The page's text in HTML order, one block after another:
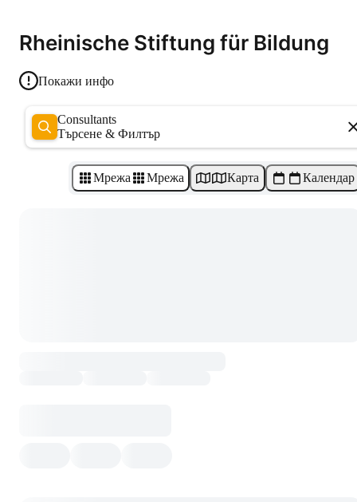
Rheinische Stiftung für Bildung
Покажи инфо
Consultants
Търсене & Филтър
Мрежа Мрежа Карта Календар